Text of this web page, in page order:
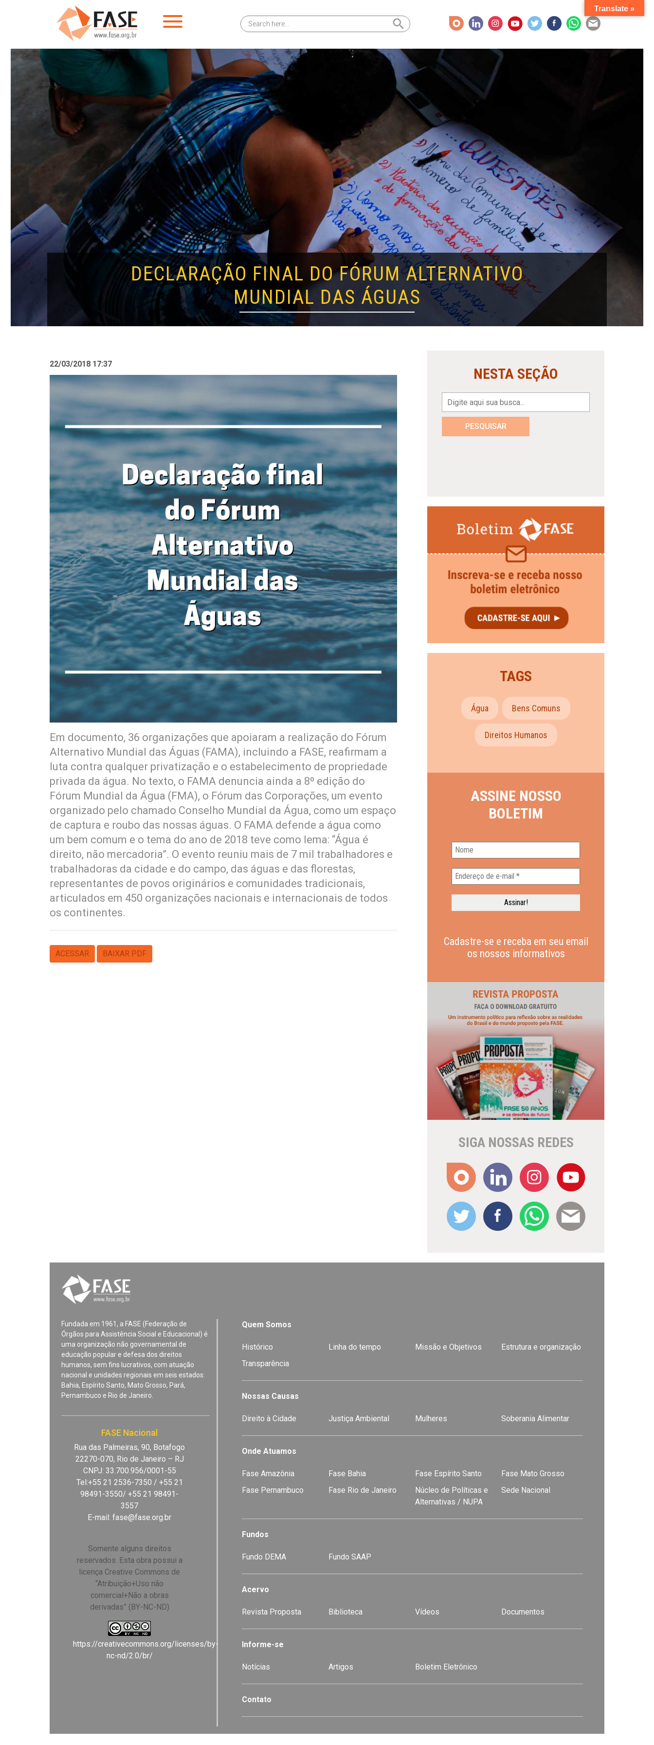
Search
for:
Search Button
DECLARAÇÃO FINAL DO FÓRUM ALTERNATIVO
MUNDIAL DAS ÁGUAS
22/03/2018 17:37
Em documento, 36 organizações que apoiaram a realização do Fórum
Alternativo Mundial das Águas (FAMA), incluindo a FASE, reafirmam a
luta contra qualquer privatização e o estabelecimento de propriedade
privada da água. No texto, o FAMA denuncia ainda a 8º edição do
Fórum Mundial da Água (FMA), o Fórum das Corporações, um evento
organizado pelo chamado Conselho Mundial da Água, como um espaço
de captura e roubo das nossas águas. O FAMA defende a água como
um bem comum e o tema do ano de 2018 teve como lema: “Água é
direito, não mercadoria”. O evento reuniu mais de 7 mil trabalhadores e
trabalhadoras da cidade e do campo, das águas e das florestas,
representantes de povos originários e comunidades tradicionais,
articulados em 450 organizações nacionais e internacionais de todos
os continentes.
ACESSAR BAIXAR PDF
NESTA SEÇÃO
PESQUISAR
TAGS
Água Bens Comuns
Direitos Humanos
ASSINE NOSSO
BOLETIM
Cadastre-se e receba em seu email
os nossos informativos
SIGA NOSSAS REDES
Fundada em 1961, a FASE (Federação de
Órgãos para Assistência Social e Educacional) é
uma organização não governamental de
educação popular e defesa dos direitos
humanos, sem fins lucrativos, com atuação
nacional e unidades regionais em seis estados:
Bahia, Espírito Santo, Mato Grosso, Pará,
Pernambuco e Rio de Janeiro.
FASE Nacional
Rua das Palmeiras, 90, Botafogo
22270-070, Rio de Janeiro – RJ
CNPJ: 33.700.956/0001-55
Tel:+55 21 2536-7350 / +55 21
98491-3550/ +55 21 98491-
3557
E-mail:fase@fase.org.br
Somente alguns direitos
reservados. Esta obra possui a
licença Creative Commons de
“Atribuição+Uso não
comercial+Não a obras
derivadas” (BY-NC-ND)
https://creativecommons.org/licenses/by-
nc-nd/2.0/br/
Quem Somos
Histórico Linha do tempo Missão e Objetivos
Estrutura e organização
Transparência
Nossas Causas
Direito à Cidade Justiça Ambiental Mulheres Soberania Alimentar
Onde Atuamos
Fase Amazônia Fase Bahia Fase Espírito Santo
Fase Mato Grosso
Fase Pernambuco
Fase Rio de Janeiro
Núcleo de Políticas e
Alternativas / NUPA
Sede Nacional
Fundos
Fundo DEMA Fundo SAAP
Acervo
Revista Proposta Biblioteca Vídeos Documentos
Informe-se
Notícias Artigos Boletim Eletrônico
Contato
Translate »